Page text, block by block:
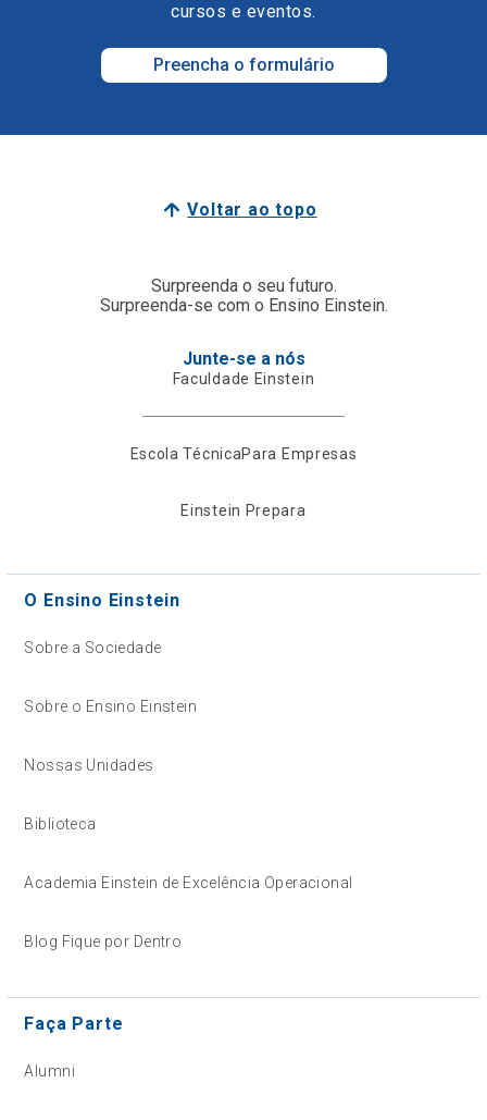
cursos e eventos.
Preencha o formulário
Voltar ao topo
Surpreenda o seu futuro.
Surpreenda-se com o Ensino Einstein.
Junte-se a nós
Faculdade Einstein
Escola TécnicaPara Empresas
Einstein Prepara
O Ensino Einstein
Sobre a Sociedade
Sobre o Ensino Einstein
Nossas Unidades
Biblioteca
Academia Einstein de Excelência Operacional
Blog Fique por Dentro
Faça Parte
Alumni